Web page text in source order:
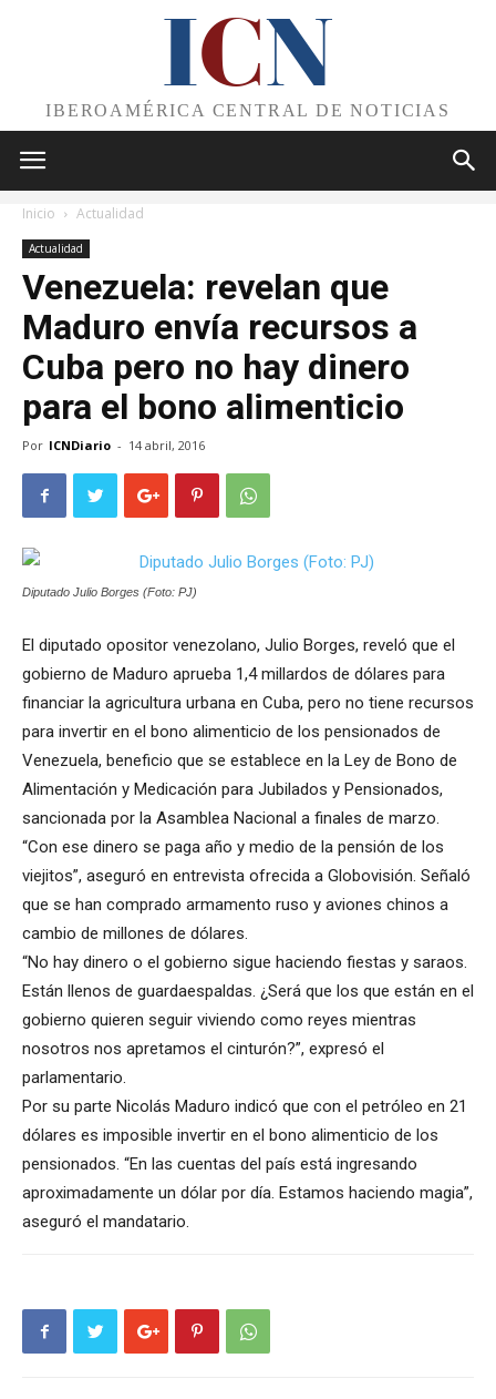
ICN
IBEROAMÉRICA CENTRAL DE NOTICIAS
Inicio Actualidad
Actualidad
Venezuela: revelan que
Maduro envía recursos a
Cuba pero no hay dinero
para el bono alimenticio
Por ICNDiario - 14 abril, 2016
Diputado Julio Borges (Foto: PJ)
El diputado opositor venezolano, Julio Borges, reveló que el
gobierno de Maduro aprueba 1,4 millardos de dólares para
financiar la agricultura urbana en Cuba, pero no tiene recursos
para invertir en el bono alimenticio de los pensionados de
Venezuela, beneficio que se establece en la Ley de Bono de
Alimentación y Medicación para Jubilados y Pensionados,
sancionada por la Asamblea Nacional a finales de marzo.
“Con ese dinero se paga año y medio de la pensión de los
viejitos”, aseguró en entrevista ofrecida a Globovisión. Señaló
que se han comprado armamento ruso y aviones chinos a
cambio de millones de dólares.
“No hay dinero o el gobierno sigue haciendo fiestas y saraos.
Están llenos de guardaespaldas. ¿Será que los que están en el
gobierno quieren seguir viviendo como reyes mientras
nosotros nos apretamos el cinturón?”, expresó el
parlamentario.
Por su parte Nicolás Maduro indicó que con el petróleo en 21
dólares es imposible invertir en el bono alimenticio de los
pensionados. “En las cuentas del país está ingresando
aproximadamente un dólar por día. Estamos haciendo magia”,
aseguró el mandatario.